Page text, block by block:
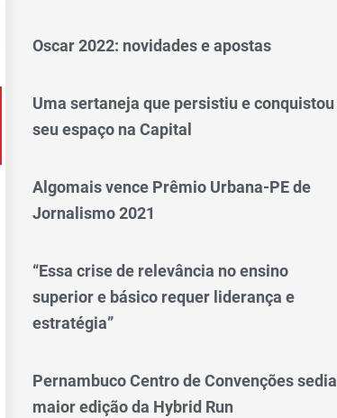
Oscar 2022: novidades e apostas
Uma sertaneja que persistiu e conquistou
seu espaço na Capital
Algomais vence Prêmio Urbana-PE de
Jornalismo 2021
“Essa crise de relevância no ensino
superior e básico requer liderança e
estratégia”
Pernambuco Centro de Convenções sedia
maior edição da Hybrid Run